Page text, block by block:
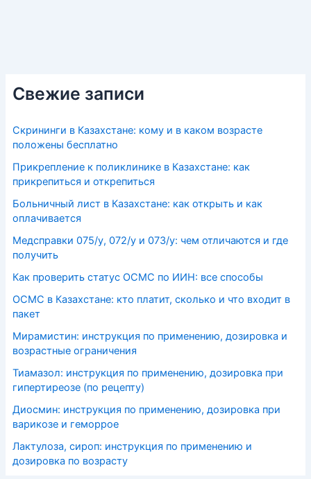
Свежие записи
Скрининги в Казахстане: кому и в каком возрасте
положены бесплатно
Прикрепление к поликлинике в Казахстане: как
прикрепиться и открепиться
Больничный лист в Казахстане: как открыть и как
оплачивается
Медсправки 075/у, 072/у и 073/у: чем отличаются и где
получить
Как проверить статус ОСМС по ИИН: все способы
ОСМС в Казахстане: кто платит, сколько и что входит в
пакет
Мирамистин: инструкция по применению, дозировка и
возрастные ограничения
Тиамазол: инструкция по применению, дозировка при
гипертиреозе (по рецепту)
Диосмин: инструкция по применению, дозировка при
варикозе и геморрое
Лактулоза, сироп: инструкция по применению и
дозировка по возрасту